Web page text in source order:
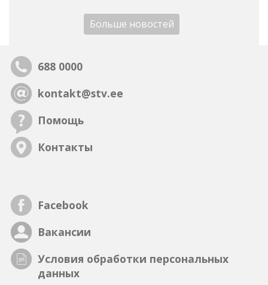
Больше новостей
688 0000
kontakt@stv.ee
Помощь
Контакты
Facebook
Вакансии
Условия обработки персональных
данных